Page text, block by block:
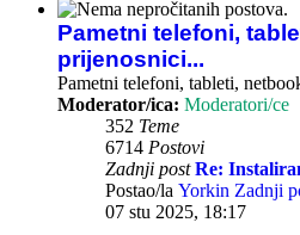
Pametni telefoni,
prijenosnici...
Pametni telefoni, tableti,
Moderator/ica: Moderatori/ce
352 Teme
6714 Postovi
Zadnji post Re:
Postao/la Yorkin Zadnji
07 stu 2025, 18:17